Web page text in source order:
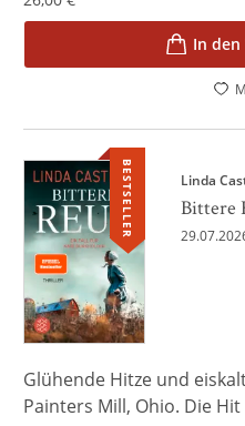
In
BESTSELLER Linda
Bittere
Glühende Hitze und
Painters Mill, Ohio. Die Hit